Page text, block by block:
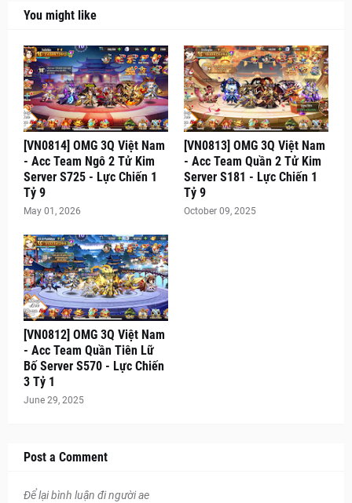
You might like
[VN0814] OMG 3Q Việt Nam
- Acc Team Ngô 2 Tử Kim
Server S725 - Lực Chiến 1
Tỷ 9
May 01, 2026
[VN0813] OMG 3Q Việt Nam
- Acc Team Quần 2 Tử Kim
Server S181 - Lực Chiến 1
Tỷ 9
October 09, 2025
[VN0812] OMG 3Q Việt Nam
- Acc Team Quần Tiên Lữ
Bố Server S570 - Lực Chiến
3 Tỷ 1
June 29, 2025
Post a Comment
Để lại bình luận đi người ae